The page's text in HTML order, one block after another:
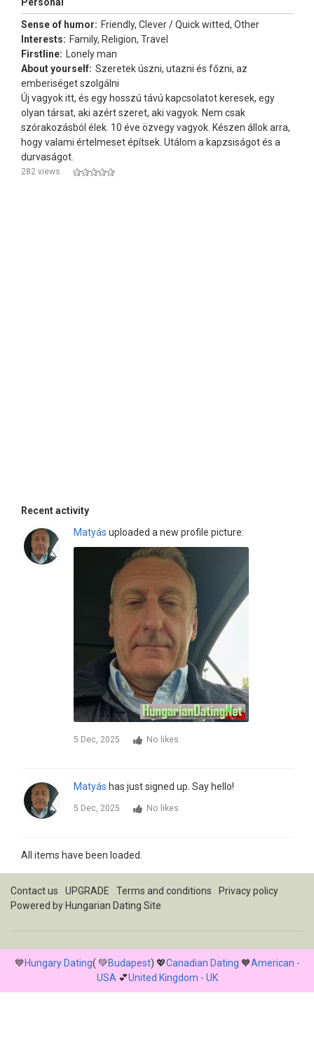
Sense of humor: Friendly, Clever / Quick witted, Other
Interests: Family, Religion, Travel
Firstline:
Lonely man
About yourself: Szeretek úszni, utazni és főzni, az
emberiséget szolgálni
Új vagyok itt, és egy hosszú távú kapcsolatot keresek, egy
olyan társat, aki azért szeret, aki vagyok. Nem csak
szórakozásból élek. 10 éve özvegy vagyok. Készen állok arra,
hogy valami értelmeset építsek. Utálom a kapzsiságot és a
durvaságot.
282 views
Recent activity
Matyás uploaded a new profile picture:
5 Dec, 2025 No likes
Matyás has just signed up. Say hello!
5 Dec, 2025 No likes
All items have been loaded.
Contact us UPGRADE Terms and conditions
Privacy policy
Powered by Hungarian Dating Site
💙Hungary Dating( 💚Budapest) 💖Canadian Dating 🧡American -
USA 💕United Kingdom - UK